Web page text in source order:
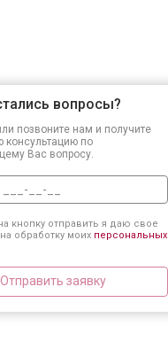
вопросы?
позвоните нам и получите
консультацию по
Вас вопросу.
кнопку отправить я даю свое
обработку моих персональных
Отправить заявку